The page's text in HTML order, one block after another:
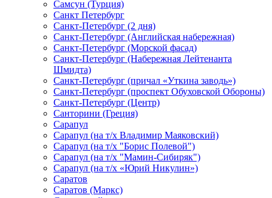
Самсун (Турция)
Санкт Петербург
Санкт-Петербург (2 дня)
Санкт-Петербург (Английская набережная)
Санкт-Петербург (Морской фасад)
Санкт-Петербург (Набережная Лейтенанта
Шмидта)
Санкт-Петербург (причал «Уткина заводь»)
Санкт-Петербург (проспект Обуховской Обороны)
Санкт-Петербург (Центр)
Санторини (Греция)
Сарапул
Сарапул (на т/х Владимир Маяковский)
Сарапул (на т/х "Борис Полевой")
Сарапул (на т/х "Мамин-Сибиряк")
Сарапул (на т/х «Юрий Никулин»)
Саратов
Саратов (Маркс)